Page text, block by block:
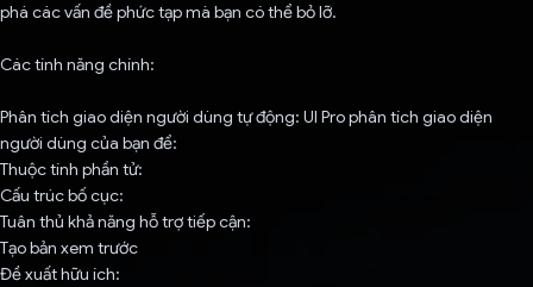
phá các vấn đề phức tạp mà bạn có thể bỏ lỡ.
Các tính năng chính:
Phân tích giao diện người dùng tự động: UI Pro phân tích giao diện
người dùng của bạn để:
Thuộc tính phần tử:
Cấu trúc bố cục:
Tuân thủ khả năng hỗ trợ tiếp cận:
Tạo bản xem trước
Đề xuất hữu ích: